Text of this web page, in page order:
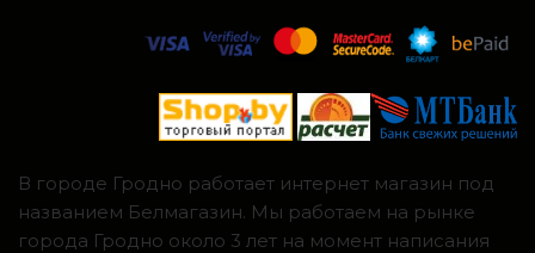
В городе Гродно работает интернет магазин под
названием Белмагазин. Мы работаем на рынке
города Гродно около 3 лет на момент написания